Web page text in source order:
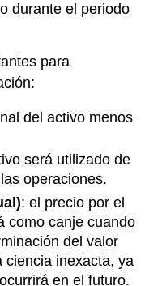
durante el periodo
para
del activo menos
será utilizado de
operaciones.
: el precio por el
como canje cuando
del valor
ciencia inexacta, ya
en el futuro.